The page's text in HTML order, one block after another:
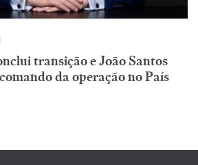
transição e João Santos
da operação no País